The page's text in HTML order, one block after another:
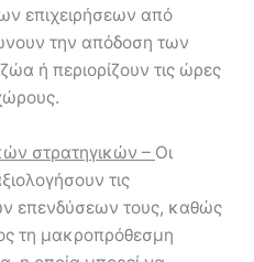
επιχειρήσεων από
την απόδοση των
ή περιορίζουν τις ώρες
στρατηγικών – Οι
τις
επενδύσεων τους, καθώς
τη μακροπρόθεσμη